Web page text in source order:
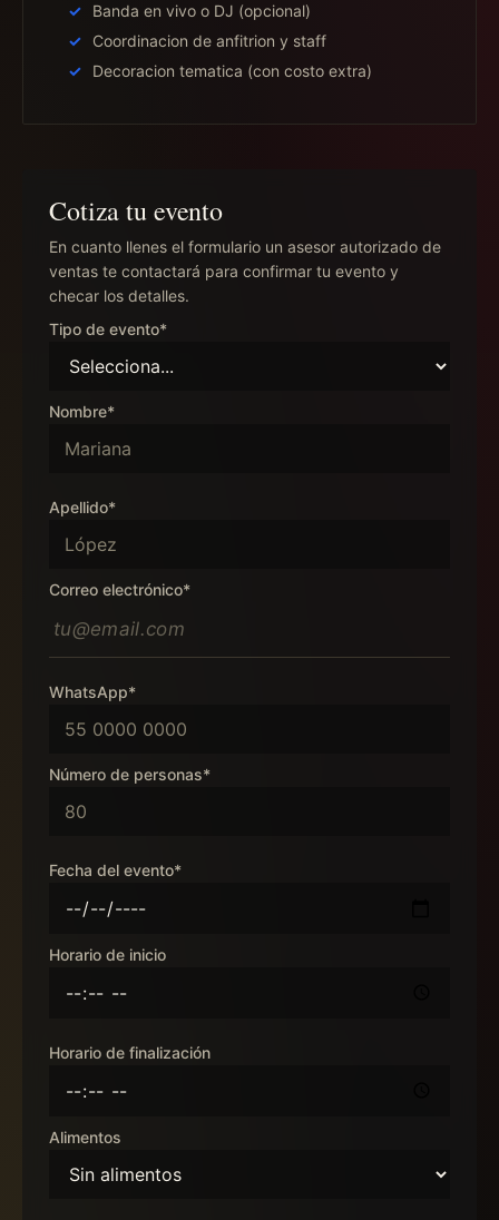
Banda en vivo o DJ (opcional)
Coordinacion de anfitrion y staff
Decoracion tematica (con costo extra)
Cotiza tu evento
En cuanto llenes el formulario un asesor autorizado de
ventas te contactará para confirmar tu evento y
checar los detalles.
Tipo de evento*
Nombre*
Apellido*
Correo electrónico*
WhatsApp*
Número de personas*
Fecha del evento*
Horario de inicio
Horario de finalización
Alimentos